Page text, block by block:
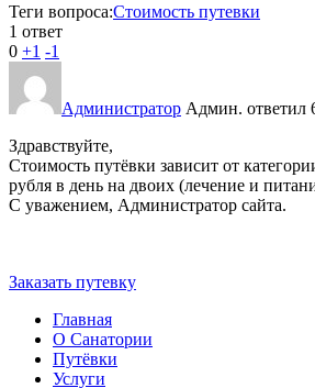
Теги вопроса:Стоимость путевки
1 ответ
0 +1 -1
Администратор Админ. ответил
Здравствуйте,
Стоимость путёвки зависит от
рубля в день на двоих (лечение и
С уважением, Администратор сайта.
Заказать путевку
Главная
О Санатории
Путёвки
Услуги